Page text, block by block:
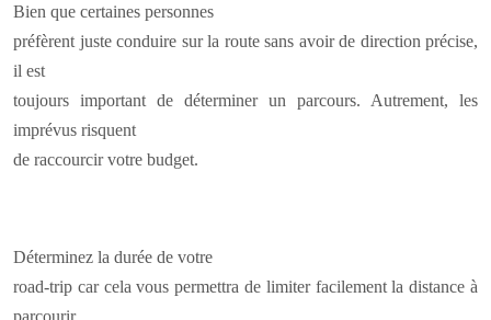
Bien que certaines personnes
préfèrent juste conduire sur la route sans avoir de direction précise,
il est
toujours important de déterminer un parcours. Autrement, les
imprévus risquent
de raccourcir votre budget.
Déterminez la durée de votre
road-trip car cela vous permettra de limiter facilement la distance à
parcourir.